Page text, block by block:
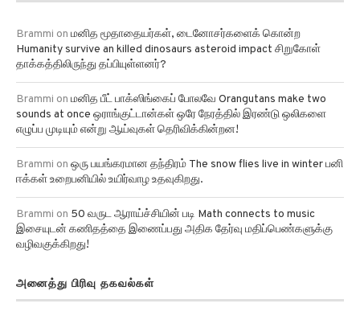
Brammi on மனித மூதாதையர்கள், டைனோசர்களைக் கொன்ற
Humanity survive an killed dinosaurs asteroid impact சிறுகோள்
தாக்கத்திலிருந்து தப்பியுள்ளனர்?
Brammi on மனித பீட் பாக்ஸிங்கைப் போலவே Orangutans make two
sounds at once ஒராங்குட்டான்கள் ஒரே நேரத்தில் இரண்டு ஒலிகளை
எழுப்ப முடியும் என்று ஆய்வுகள் தெரிவிக்கின்றன!
Brammi on ஒரு பயங்கரமான தந்திரம் The snow flies live in winter பனி
ஈக்கள் உறைபனியில் உயிர்வாழ உதவுகிறது.
Brammi on 50 வருட ஆராய்ச்சியின் படி Math connects to music
இசையுடன் கணிதத்தை இணைப்பது அதிக தேர்வு மதிப்பெண்களுக்கு
வழிவகுக்கிறது!
அனைத்து பிரிவு தகவல்கள்